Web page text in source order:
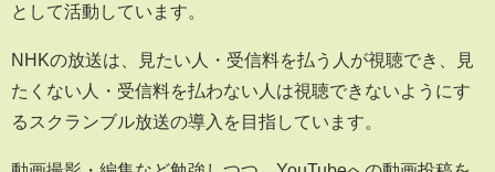
として活動しています。
NHKの放送は、見たい人・受信料を払う人が視聴でき、見
たくない人・受信料を払わない人は視聴できないようにす
るスクランブル放送の導入を目指しています。